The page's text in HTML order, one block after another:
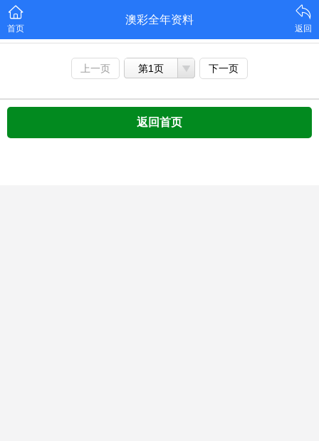
首页
澳彩全年资料
返回
上一页 第1页 下一页
返回首页